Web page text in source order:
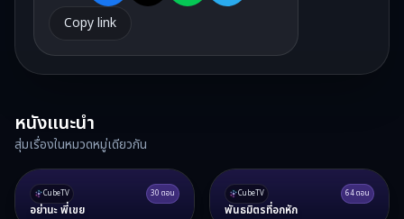
Copy link
หนังแนะนำ
สุ่มเรื่องในหมวดหมู่เดียวกัน
CubeTV 30 ตอน
อย่านะ พี่เขย
CubeTV 64ตอน
พันธมิตรที่อกหัก